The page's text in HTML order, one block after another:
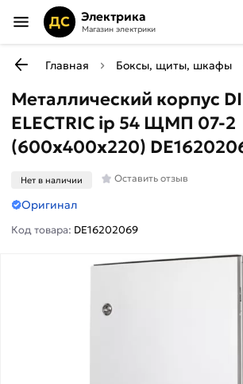
ДС Электрика
Магазин электрики
Главная Боксы, щиты, шкафы
Металлический корпус
ELECTRIC ip 54 ЩМП 07-2
(600x400x220)
Нет в наличии Оставить отзыв
Оригинал
Код товара: DE16202069